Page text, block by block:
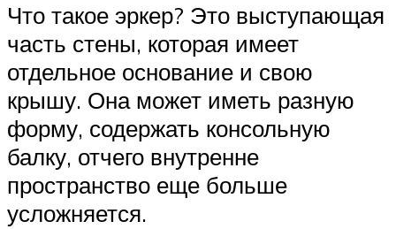
Что такое эркер? Это выступающая
часть стены, которая имеет
отдельное основание и свою
крышу. Она может иметь разную
форму, содержать консольную
балку, отчего внутренне
пространство еще больше
усложняется.